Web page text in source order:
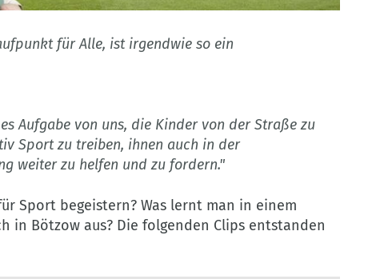
für Alle, ist irgendwie so ein
Aufgabe von uns, die Kinder von der Straße zu
Sport zu treiben, ihnen auch in der
weiter zu helfen und zu fordern."
Sport begeistern? Was lernt man in einem
in Bötzow aus? Die folgenden Clips entstanden